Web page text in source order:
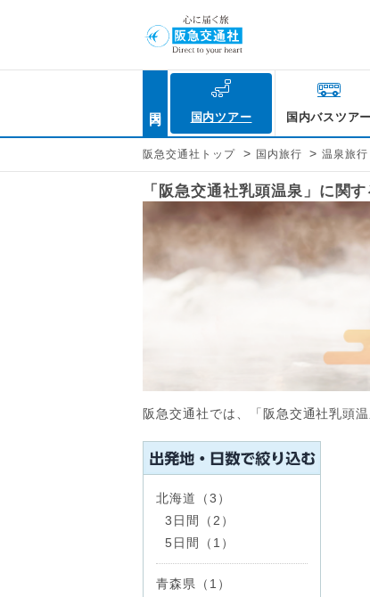
国内ツアー 国内バスツアー
阪急交通社トップ > 国内旅行 > 温泉旅行
「阪急交通社乳頭温泉」に関
阪急交通社では、「阪急交通社乳頭
北海道（3）
3日間（2）
5日間（1）
青森県（1）